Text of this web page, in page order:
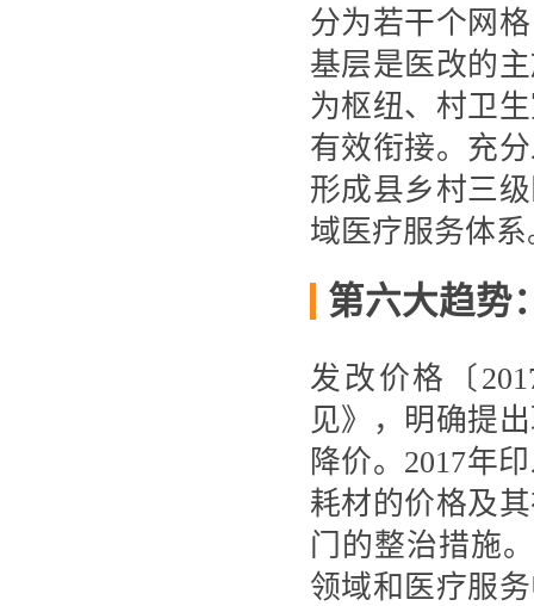
分为若干个网
基层是医改的
为枢纽、村卫
有效衔接。充
形成县乡村三
域医疗服务体系
第六大趋势
发改价格〔
见》，明确提
降价。2017年
耗材的价格及
门的整治措施
领域和医疗服